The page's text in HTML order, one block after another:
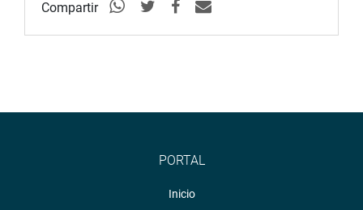
Compartir
PORTAL
Inicio